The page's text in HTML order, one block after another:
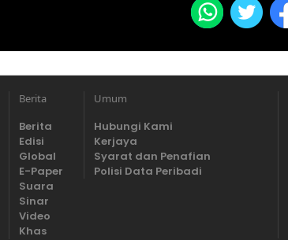
Berita
Berita
Edisi
Global
E-Paper
Suara
Sinar
Video
Khas
Umum
Hubungi Kami
Kerjaya
Syarat dan Penafian
Polisi Data Peribadi